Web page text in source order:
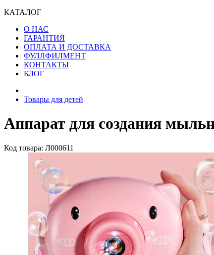
КАТАЛОГ
О НАС
ГАРАНТИЯ
ОПЛАТА И ДОСТАВКА
ФУЛЛФИЛМЕНТ
КОНТАКТЫ
БЛОГ
Товары для детей
Аппарат для создания
Код товара: Л000611